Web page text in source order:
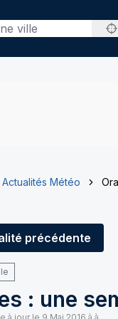
Actualités Météo
précédente
: une